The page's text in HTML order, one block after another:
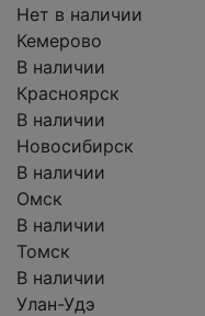
Нет в наличии
Кемерово
В наличии
Красноярск
В наличии
Новосибирск
В наличии
Омск
В наличии
Томск
В наличии
Улан-Удэ